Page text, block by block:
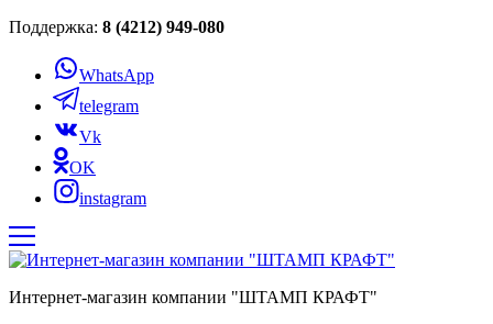
Поддержка: 8 (4212) 949-080
WhatsApp
telegram
Vk
OK
instagram
Интернет-магазин компании "ШТАМП КРАФТ"